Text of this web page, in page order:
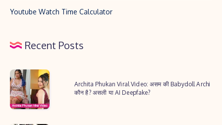
Youtube Watch Time Calculator
Recent Posts
Archita
Phukan
Viral
Archita Phukan Viral Video: असम की Babydoll Archi
कौन है? असली या AI Deepfake?